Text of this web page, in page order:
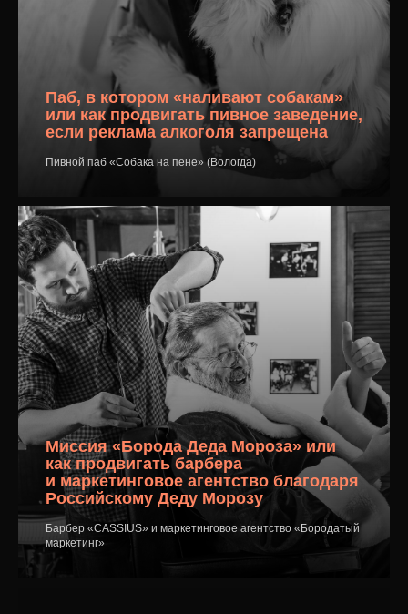
Паб, в котором «наливают собакам»
или как продвигать пивное заведение,
если реклама алкоголя запрещена
Пивной паб «Собака на пене» (Вологда)
Миссия «Борода Деда Мороза» или
как продвигать барбера
и маркетинговое агентство благодаря
Российскому Деду Морозу
Барбер «CASSIUS» и маркетинговое агентство «Бородатый
маркетинг»